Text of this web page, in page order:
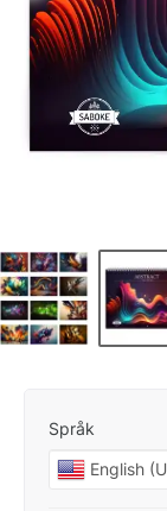
Språk